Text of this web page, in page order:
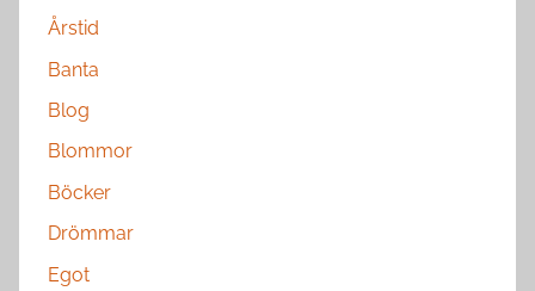
Årstid
Banta
Blog
Blommor
Böcker
Drömmar
Egot